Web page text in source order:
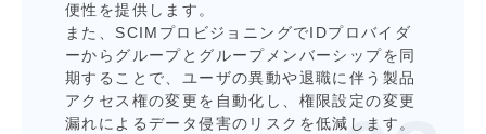
便性を提供します。
また、SCIMプロビジョニングでIDプロバイダ
ーからグループとグループメンバーシップを同
期することで、ユーザの異動や退職に伴う製品
アクセス権の変更を⾃動化し、権限設定の変更
漏れによるデータ侵害のリスクを低減します。